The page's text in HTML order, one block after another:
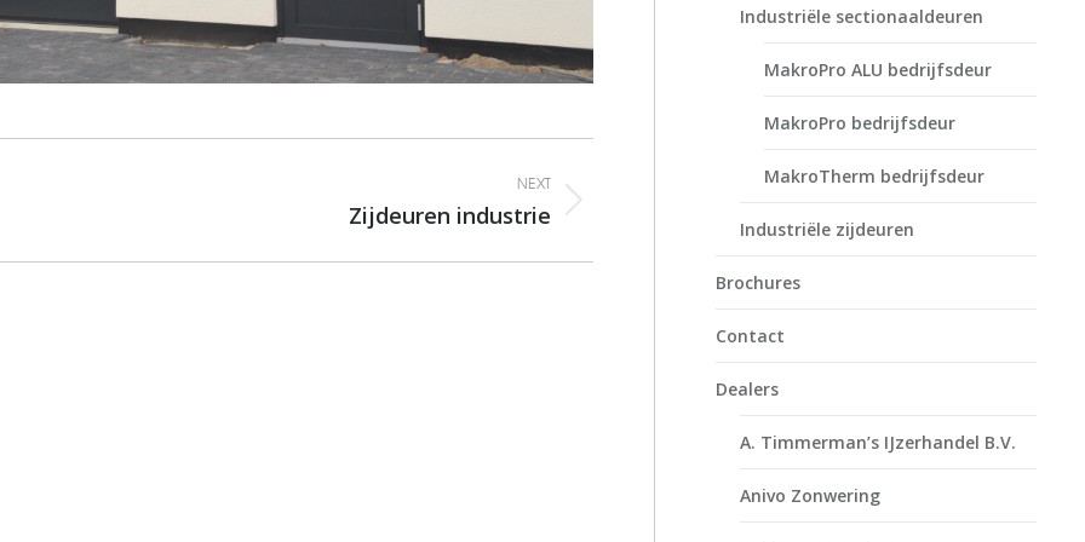
NEXT
Zijdeuren industrie
Industriële sectionaaldeuren
MakroPro ALU bedrijfsdeur
MakroPro bedrijfsdeur
MakroTherm bedrijfsdeur
Industriële zijdeuren
Brochures
Contact
Dealers
A. Timmerman’s IJzerhandel B.V.
Anivo Zonwering